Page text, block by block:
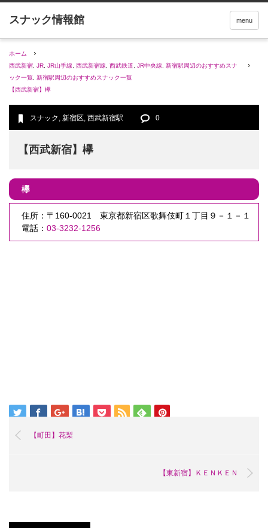
menu
ホーム
西武新宿 JR JR山手線 西武新宿線 西武鉄道 JR中央線
新宿駅周辺のおすすめスナ
ック一覧 新宿駅周辺のおすすめスナック一覧
【西武新宿】欅
スナック , 新宿区, 西武新宿駅 0
【西武新宿】欅
欅
住所：〒160-0021 東京都新宿区歌舞伎町１丁目９－１－１
電話： 03-3232-1256
【町田】花梨
【東新宿】ＫＥＮＫＥＮ